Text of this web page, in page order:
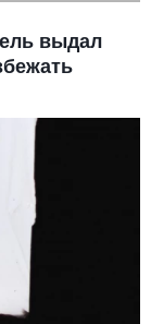
выдал